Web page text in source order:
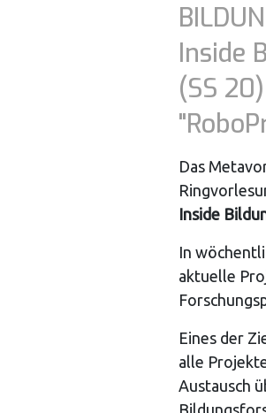
Inside
(SS
Das
Inside
In
aktuelle
Eines der
alle
Austausch